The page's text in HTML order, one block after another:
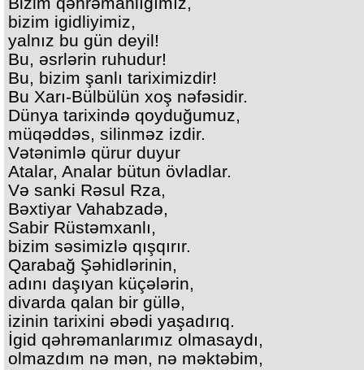
bizim igidliyimiz,
yalnız bu gün deyil!
Bu, əsrlərin ruhudur!
Bu, bizim şanlı tariximizdir!
Bu Xarı-Bülbülün xoş nəfəsidir.
Dünya tarixində qoyduğumuz,
müqəddəs, silinməz izdir.
Vətənimlə qürur duyur
Atalar, Analar bütun övladlar.
Və sanki Rəsul Rza,
Bəxtiyar Vahabzadə,
Sabir Rüstəmxanlı,
bizim səsimizlə qışqırır.
Qarabağ Şəhidlərinin,
adını daşıyan küçələrin,
divarda qalan bir güllə,
izinin tarixini əbədi yaşadırıq.
İgid qəhrəmanlarımız olmasaydı,
olmazdım nə mən, nə məktəbim,